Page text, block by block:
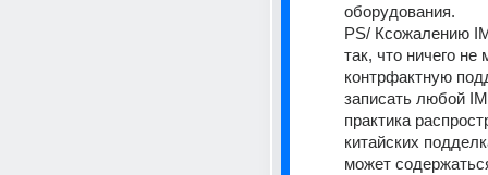
оборудования.
PS/ Ксожалению
так, что ничего не
контрфактную
записать любой
практика
китайских
может